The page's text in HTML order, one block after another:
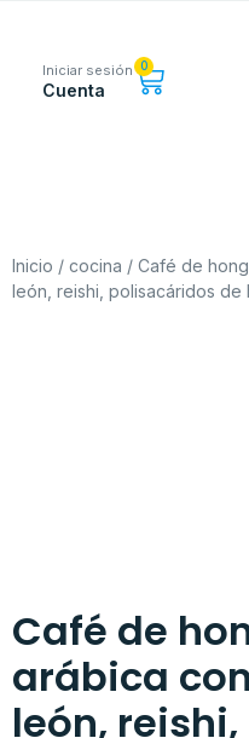
Iniciar sesión
Cuenta
0
Inicio / cocina / Café de
león, reishi, polisacáridos de
Café de
arábica
león,